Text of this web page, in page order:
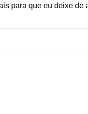
para que eu deixe de